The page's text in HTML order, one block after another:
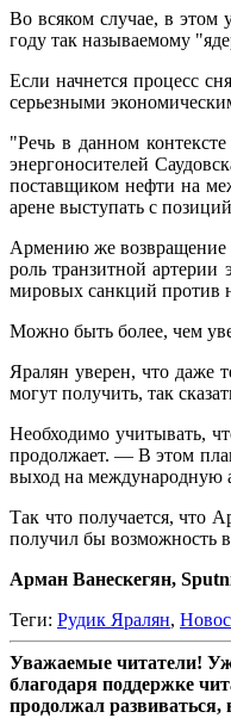
Во всяком случае, в этом
году так называемому
Если начнется процесс
серьезными
"Речь в данном
энергоносителей
поставщиком нефти на
арене выступать с
Армению же возвращение
роль транзитной артерии
мировых санкций против
Можно быть более, чем
Яралян уверен, что даже
могут получить, так
Необходимо учитывать,
продолжает. — В этом
выход на международную
Так что получается, что
получил бы возможность
Арман Ванескегян,
Теги: Рудик Яралян,
Уважаемые читатели!
благодаря поддержке
продолжал